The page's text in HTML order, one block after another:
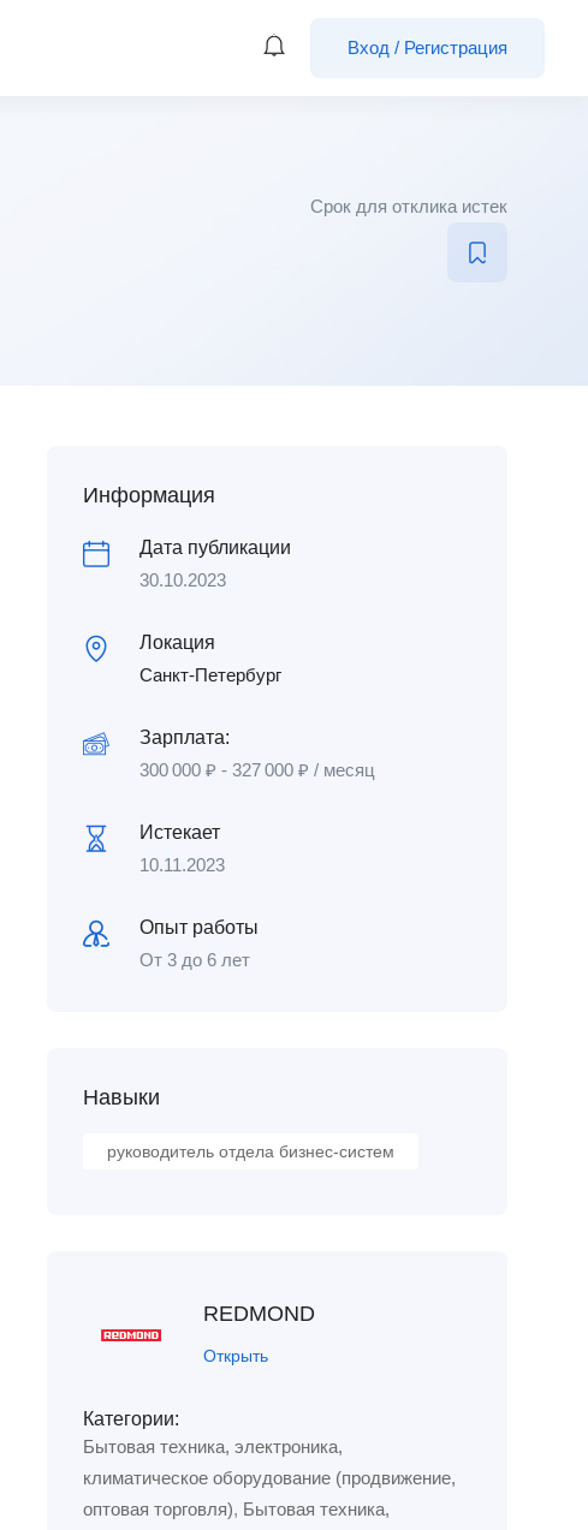
Вход / Регистрация
Срок для отклика истек
Информация
Дата публикации
30.10.2023
Локация
Санкт-Петербург
Зарплата:
300 000 ₽ - 327 000 ₽ / месяц
Истекает
10.11.2023
Опыт работы
От 3 до 6 лет
Навыки
руководитель отдела бизнес-систем
REDMOND
Открыть
Категории:
Бытовая техника, электроника,
климатическое оборудование (продвижение,
оптовая торговля), Бытовая техника,